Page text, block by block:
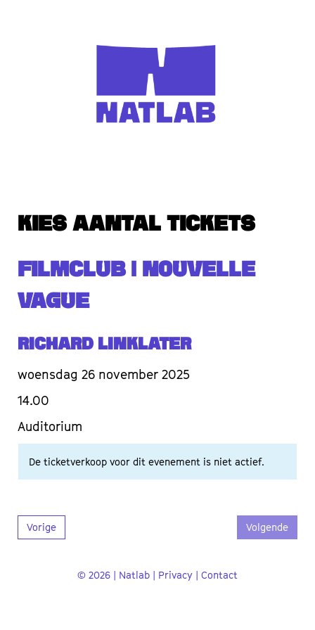
KIES AANTAL TICKETS
FILMCLUB | NOUVELLE
VAGUE
Richard Linklater
woensdag 26 november 2025
14.00
Auditorium
De ticketverkoop voor dit evenement is niet actief.
Vorige Volgende
© 2026 | Natlab | Privacy | Contact